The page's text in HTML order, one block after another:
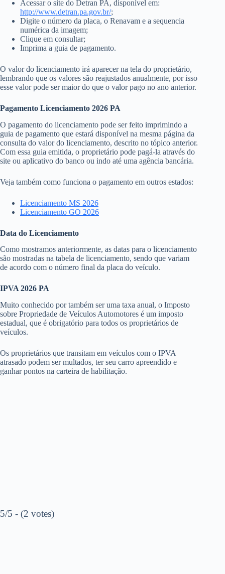
Acessar o site do Detran PA, disponível em:
http://www.detran.pa.gov.br/;
Digite o número da placa, o Renavam e a sequencia
numérica da imagem;
Clique em consultar;
Imprima a guia de pagamento.
O valor do licenciamento irá aparecer na tela do proprietário,
lembrando que os valores são reajustados anualmente, por isso
esse valor pode ser maior do que o valor pago no ano anterior.
Pagamento Licenciamento 2026 PA
O pagamento do licenciamento pode ser feito imprimindo a
guia de pagamento que estará disponível na mesma página da
consulta do valor do licenciamento, descrito no tópico anterior.
Com essa guia emitida, o proprietário pode pagá-la através do
site ou aplicativo do banco ou indo até uma agência bancária.
Veja também como funciona o pagamento em outros estados:
Licenciamento MS 2026
Licenciamento GO 2026
Data do Licenciamento
Como mostramos anteriormente, as datas para o licenciamento
são mostradas na tabela de licenciamento, sendo que variam
de acordo com o número final da placa do veículo.
IPVA 2026 PA
Muito conhecido por também ser uma taxa anual, o Imposto
sobre Propriedade de Veículos Automotores é um imposto
estadual, que é obrigatório para todos os proprietários de
veículos.
Os proprietários que transitam em veículos com o IPVA
atrasado podem ser multados, ter seu carro apreendido e
ganhar pontos na carteira de habilitação.
5/5 - (2 votes)